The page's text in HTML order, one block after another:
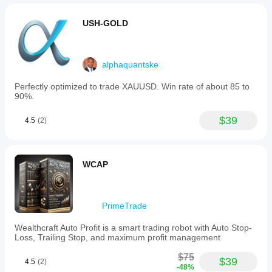
USH-GOLD
alphaquantske
Perfectly optimized to trade XAUUSD. Win rate of about 85 to
90%.
4.5 (2) $39
WCAP
PrimeTrade
Wealthcraft Auto Profit is a smart trading robot with Auto Stop-
Loss, Trailing Stop, and maximum profit management
4.5 (2) $75
-48% $39